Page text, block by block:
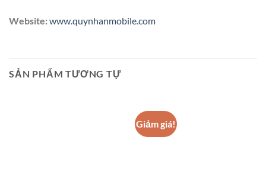
Website:www.quynhanmobile.com
SẢN PHẨM TƯƠNG TỰ
Giảm giá!